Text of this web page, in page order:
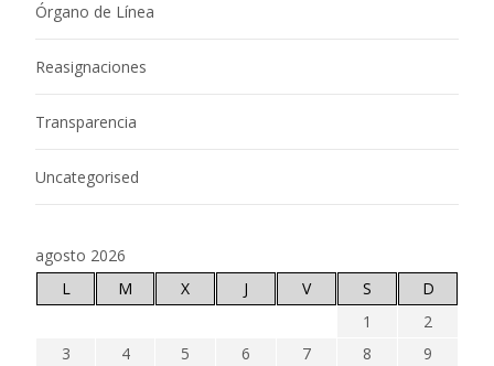
Órgano de Línea
Reasignaciones
Transparencia
Uncategorised
agosto 2026
L
M X J V S
D
1
2
3
4 5 6 7 8
9